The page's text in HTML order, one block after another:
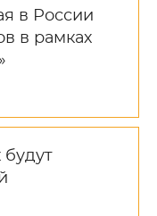
в России
в рамках
будут